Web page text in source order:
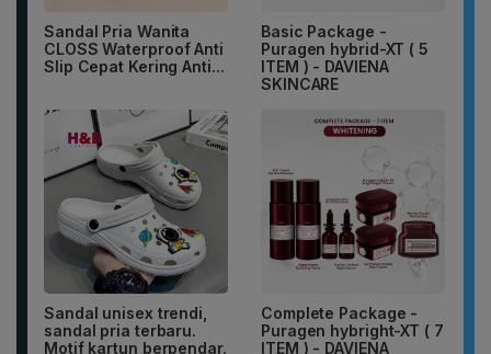
Sandal Pria Wanita
CLOSS Waterproof Anti
Slip Cepat Kering Anti...
Basic Package -
Puragen hybrid-XT ( 5
ITEM ) - DAVIENA
SKINCARE
Sandal unisex trendi,
sandal pria terbaru.
Motif kartun berpendar.
Complete Package -
Puragen hybright-XT ( 7
ITEM ) - DAVIENA